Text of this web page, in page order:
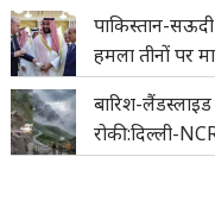
पाकिस्तान-
हमला तीनों पर
बारिश-
रोकी:दिल्ली-